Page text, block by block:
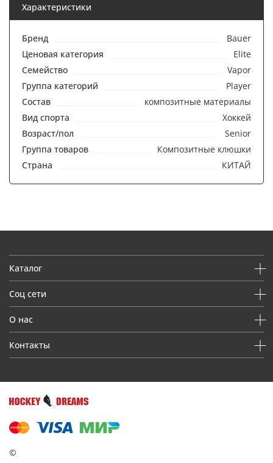
Характеристики
Бренд
Bauer
Ценовая категория
Elite
Семейство
Vapor
Группа категорий
Player
Состав
композитные материалы
Вид спорта
Хоккей
Возраст/пол
Senior
Группа товаров
Композитные клюшки
Страна
КИТАЙ
Каталог
Соц сети
О нас
Контакты
©